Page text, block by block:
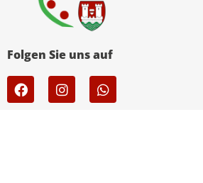
Folgen Sie uns auf